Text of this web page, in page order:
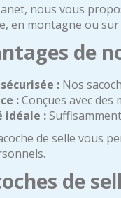
nous vous
en montagne ou
de
: Nos
:Conçues avec
idéale :
de selle vous
de